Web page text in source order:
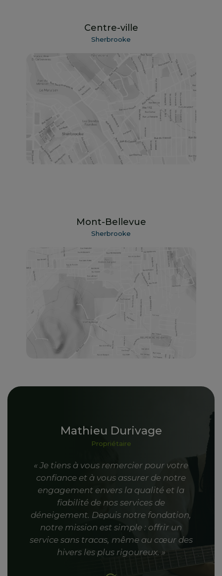
Centre-ville
Sherbrooke
Mont-Bellevue
Sherbrooke
Mathieu Durivage
Propriétaire
« Je tiens à vous remercier pour votre
confiance et à vous assurer de notre
engagement envers la qualité et la
fiabilité de nos services de
déneigement. Depuis notre fondation,
notre mission est simple : offrir un
service sans tracas, même au cœur des
hivers les plus rigoureux. »